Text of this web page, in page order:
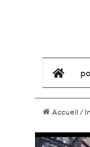
Accueil/